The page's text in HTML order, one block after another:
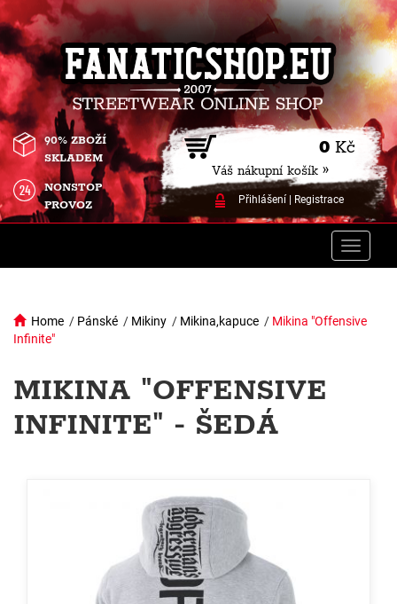
0 Kč
Váš nákupní košík »
Přihlášení| Registrace
90% ZBOŽÍ
SKLADEM
NONSTOP
PROVOZ
Toggle
Home / Pánské / Mikiny / Mikina,kapuce / Mikina "Offensive
Infinite"
MIKINA "OFFENSIVE
INFINITE" - ŠEDÁ